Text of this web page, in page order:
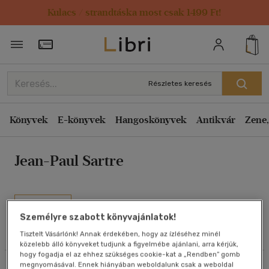
Kulacs / strandtáska most csak 1499 Ft!
Törzsvásárlói Kártya adatai
Részletes keresés
Könyvek E-könyvek Hangoskönyvek Antikvár
Jean-Paul Sartre
Olvasói vélemények
Rendezés
Kiadás éve szerint csökkenő
Ár szerint csökkenő
Eladott darabszám szerint csökkenő
Cím szerint A-Z
Szerző szerint A-Z
Megjelenítés
Személyre szabott könyvajánlatok!
Tisztelt Vásárlónk! Annak érdekében, hogy az ízléséhez minél
közelebb álló könyveket tudjunk a figyelmébe ajánlani, arra kérjük,
hogy fogadja el az ehhez szükséges cookie-kat a „Rendben” gomb
megnyomásával. Ennek hiányában weboldalunk csak a weboldal